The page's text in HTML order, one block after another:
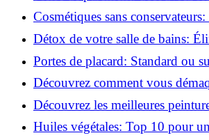
infaillibles pour un nettoyage
Cosmétiques sans
possible?
Détox de votre salle de bains:
ingrédients nocifs dès maintenant!
Portes de placard: Standard ou
le meilleur choix!
Découvrez comment vous
naturellement: Astuces et secrets
Découvrez les meilleures
le fer: Top 12 analysé!
Huiles végétales: Top 10 pour